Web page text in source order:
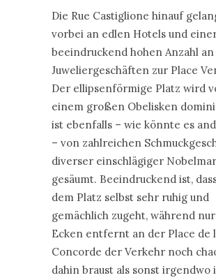
Die Rue Castiglione hinauf
vorbei an edlen Hotels und
beeindruckend hohen Anzahl an
Juweliergeschäften zur Place
Der ellipsenförmige Platz wird
einem großen Obelisken
ist ebenfalls – wie könnte es
– von zahlreichen
diverser einschlägiger
gesäumt. Beeindruckend ist,
dem Platz selbst sehr ruhig und
gemächlich zugeht, während
Ecken entfernt an der Place de
Concorde der Verkehr noch
dahin braust als sonst irgendwo